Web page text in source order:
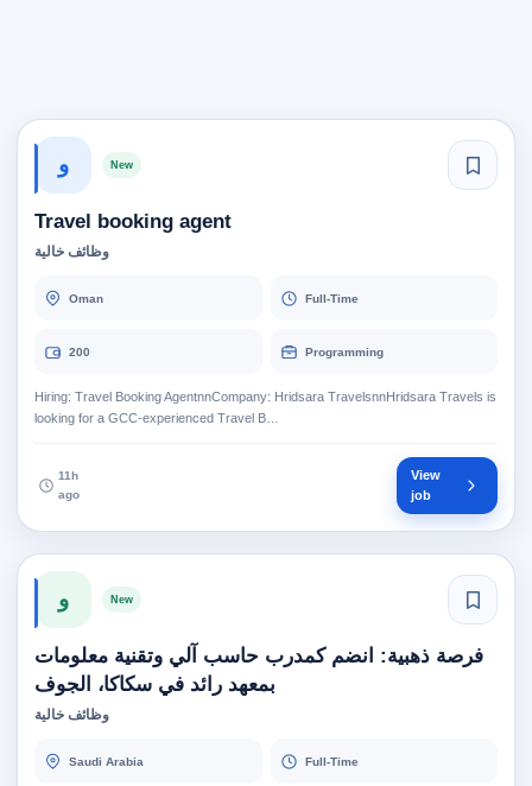
و New
Travel booking agent
وظائف خالية
Oman Full-Time
200 Programming
Hiring: Travel Booking AgentnnCompany: Hridsara TravelsnnHridsara Travels is
looking for a GCC-experienced Travel B…
11h
ago
View
job
و New
فرصة ذهبية: انضم كمدرب حاسب آلي وتقنية معلومات
بمعهد رائد في سكاكا، الجوف
وظائف خالية
Saudi Arabia Full-Time